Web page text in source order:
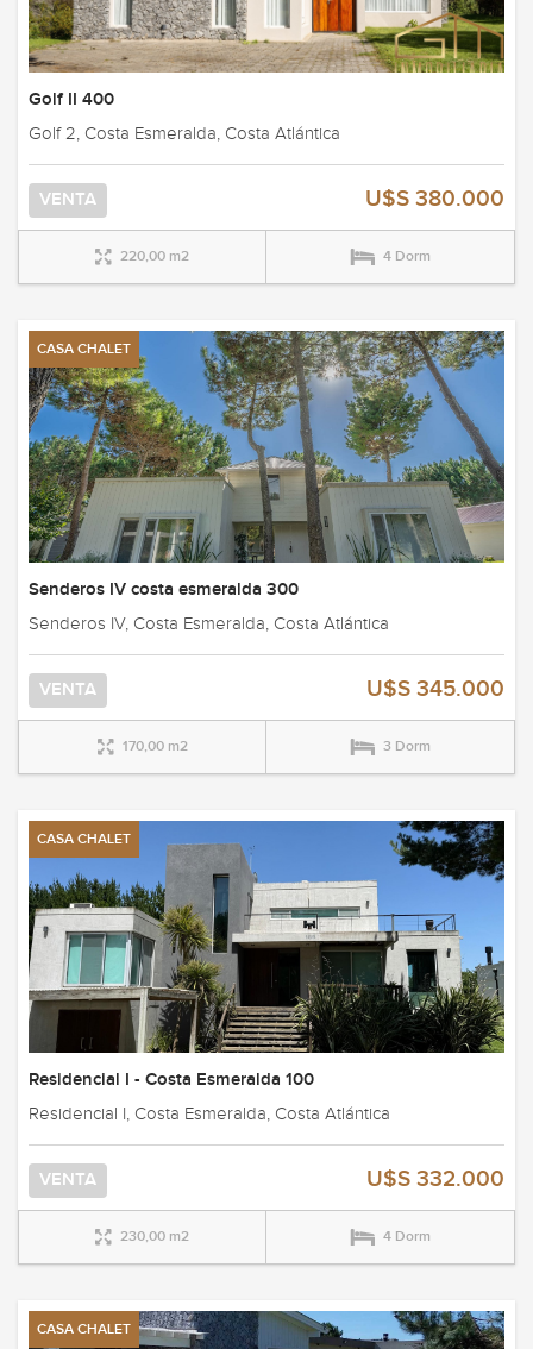
Golf II 400
Golf 2, Costa Esmeralda, Costa Atlántica
VENTA U$S 380.000
220,00 m2 4 Dorm
CASA CHALET
Senderos IV costa esmeralda 300
Senderos IV, Costa Esmeralda, Costa Atlántica
VENTA U$S 345.000
170,00 m2 3 Dorm
CASA CHALET
Residencial I - Costa Esmeralda 100
Residencial I, Costa Esmeralda, Costa Atlántica
VENTA U$S 332.000
230,00 m2 4 Dorm
CASA CHALET